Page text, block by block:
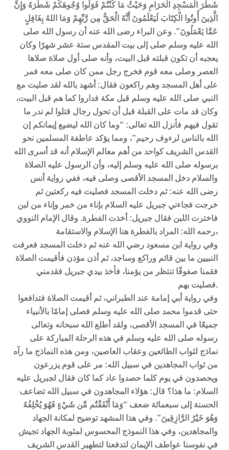
شَطْرَ الْمَسْجِدِ الْحَرَامِ وَحَيْثُ مَا كُنْتُمْ فَوَلُّوا وُجُوهَكُمْ شَطْرَهُ وَإِنَّ
الَّذِينَ أُوتُوا الْكِتَابَ لَيَعْلَمُونَ أَنَّهُ الْحَقُّ مِن رَّبِّهِمْ وَمَا اللهُ بِغَافِلٍ
عَمَّا يَعْمَلُونَ”. وعن البراء رضى الله عنه أن رسول الله صلى
الله عليه وسلم صلى إلى بيت المقدس ستة عشر شهرًا وكان
يعجبه أن تكون قبلته قبل البيت، وأنه صلى أول صلاة صلاها
العصر وصلى معه قوم فخرج رجل ممن كان صلى معه فمر
على أهل المسجد وهم راكعون فقال: أشهد بالله لقد صليت مع
النبي صلى الله عليه وسلم قبل مكة فداروا كما هم قبل البيت،
وكان قد مات على القبلة قبل أن تحول رجال قتلوا لم ندر ما
تقول فيهم فأنزل الله تعالى: “وما كان الله ليضيع إيمانكم إن
الله بالناس لرءوف رحيم”، ومما يؤكد عاطفة المسلمين نحو
القدس الشريف كواحد من أهم معالم الإسلام أنه قد أسرى الله
برسوله صلى الله عليه وسلم إليه، وأن الرسول عليه الصلاة
والسلام دخل المسجد الأقصى وصلى فيه، ففي رواية أنس
رضى الله عنه: ثم دخلت المسجد فصليت فيه ركعتين ثم
خرجت فجاءني جبريل عليه السلام بإناء من خمر وإناء من لبن
فاخترت اللبن فقال جبريل: أخذت الفطرة. وقال الإمام النووي
رحمه الله: المراد بالفطرة هنا الإسلام والاستقامة،
وفي رواية ابن مسعود رضي الله عنه ثم دخلت المسجد فعرفت
النبيين ما بين قائم وراكع وساجد، ثم أذن مؤذن فأقيمت الصلاة
فقمنا صفوفًا تنتظر من يؤمنا، فأخذ بيدي جبريل فقدمني
فصليت بهم.
وفي رواية أبي إمامة عند الطبراني، ثم أقيمت الصلاة فتدافعوا
حتى قدموا محمد صلى الله عليه وسلم فصلى إمامًا بالأنبياء
جميعًا في المسجد الأقصى، ولقد أطلع الله سبحانه وتعالى
رسوله صلى الله عليه وسلم في هذه الرحلة المباركة على
نماذج لثواب الطائعين وعقاب العاصين، ومن هذه النماذج ما رآه
من ثواب المجاهدين في سبيل الله: مر على قوم يزرعون
ويحصدون في يوم كلما حصدوا عاد كما كان فقال لجبريل عليه
السلام: ما هذا؟ قال: هؤلاء المجاهدون في سبيل الله تضاعف
الحسنة إلى سبعمائة ضعف “وَمَا أَنْفَقْتُم مِّن شَيْءٍ فَهُوَ يُخْلِفُهُ
وَهُوَ خَيْرُ الرَّازِقِينَ”. وفي هذا المشهد توضيح لمكانة الجهاد
والمجاهدين، وفي هذا النموذج المحسوس لمثوبة الجهاد تجيش
في نفوسنا عواطف الإيمان لتدفعنا لتطهير القدس الشريف